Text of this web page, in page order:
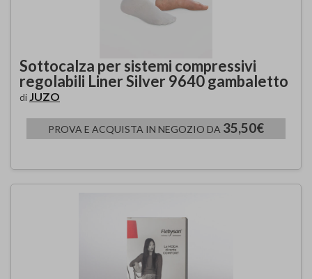
Sottocalza per sistemi compressivi
regolabili Liner Silver 9640 gambaletto
di JUZO
PROVA E ACQUISTA IN NEGOZIO DA 35,50€